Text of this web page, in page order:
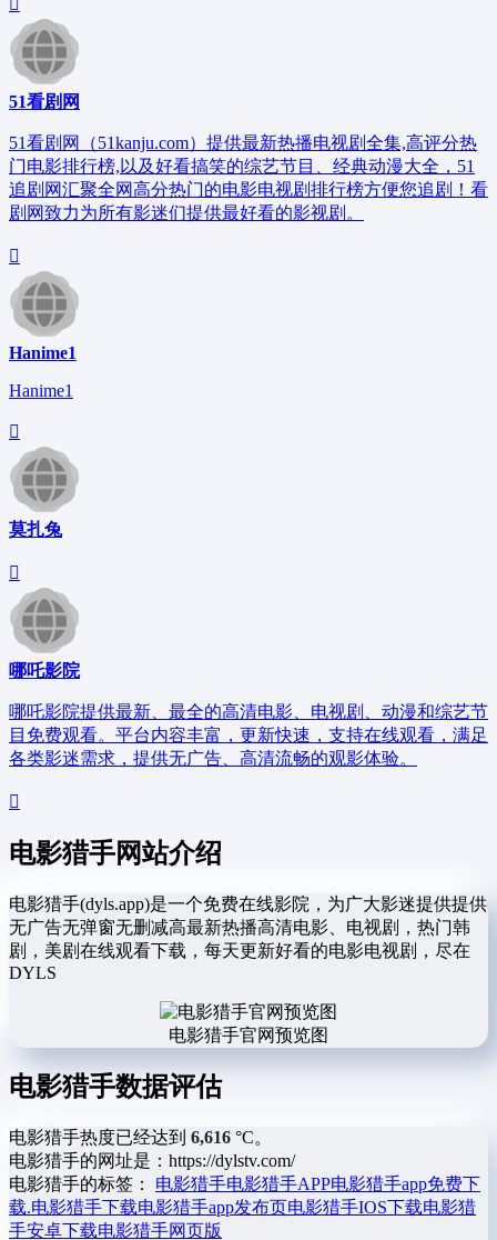
51看剧网
51看剧网（51kanju.com）提供最新热播电视剧全集,高评分热
门电影排行榜,以及好看搞笑的综艺节目、经典动漫大全，51
追剧网汇聚全网高分热门的电影电视剧排行榜方便您追剧！看
剧网致力为所有影迷们提供最好看的影视剧。
Hanime1
Hanime1
莫扎兔
哪吒影院
哪吒影院提供最新、最全的高清电影、电视剧、动漫和综艺节
目免费观看。平台内容丰富，更新快速，支持在线观看，满足
各类影迷需求，提供无广告、高清流畅的观影体验。
电影猎手网站介绍
电影猎手(dyls.app)是一个免费在线影院，为广大影迷提供提供
无广告无弹窗无删减高最新热播高清电影、电视剧，热门韩
剧，美剧在线观看下载，每天更新好看的电影电视剧，尽在
DYLS
电影猎手官网预览图
电影猎手数据评估
电影猎手热度已经达到 6,616 °C。
电影猎手的网址是：https://dylstv.com/
电影猎手的标签： 电影猎手电影猎手APP电影猎手app免费下
载.电影猎手下载电影猎手app发布页电影猎手IOS下载电影猎
手安卓下载电影猎手网页版